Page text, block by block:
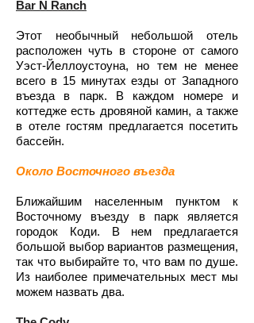
Bar N Ranch
Этот необычный небольшой отель
расположен чуть в стороне от самого
Уэст-Йеллоустоуна, но тем не менее
всего в 15 минутах езды от Западного
въезда в парк. В каждом номере и
коттедже есть дровяной камин, а также
в отеле гостям предлагается посетить
бассейн.
Около Восточного въезда
Ближайшим населенным пунктом к
Восточному въезду в парк является
городок Коди. В нем предлагается
большой выбор вариантов размещения,
так что выбирайте то, что вам по душе.
Из наиболее примечательных мест мы
можем назвать два.